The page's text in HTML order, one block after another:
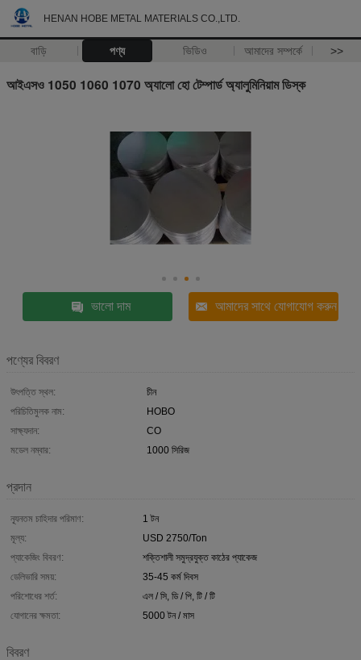
HENAN HOBE METAL MATERIALS CO.,LTD.
বাড়ি পণ্য ভিডিও আমাদের সম্পর্কে >>
আইএসও 1050 1060 1070 অ্যালো হো টেম্পার্ড অ্যালুমিনিয়াম ডিস্ক
ভালো দাম আমাদের সাথে যোগাযোগ করুন
পণ্যের বিবরণ
উৎপত্তি স্থল:
চীন
পরিচিতিমুলক নাম:
HOBO
সাক্ষ্যদান:
CO
মডেল নম্বার:
1000 সিরিজ
প্রদান
ন্যূনতম চাহিদার পরিমাণ:
1 টন
মূল্য:
USD 2750/Ton
প্যাকেজিং বিবরণ:
শক্তিশালী সমুদ্রযুক্ত কাঠের প্যাকেজ
ডেলিভারি সময়:
35-45 কর্ম দিবস
পরিশোধের শর্ত:
এল / সি, ডি / পি, টি / টি
যোগানের ক্ষমতা:
5000 টন / মাস
বিবরণ